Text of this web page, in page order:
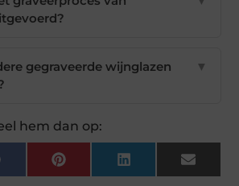
gegraveerde wijnglazen
▼
hem dan op:
FacebookPinterest LinkedIn Email